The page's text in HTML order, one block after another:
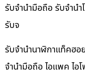
รับจำนำมือถือ รับจำน
รับจ
รับจำนำนาฬิกาแท็คฮอ
จำนำมือถือ ไอแพค ไอ